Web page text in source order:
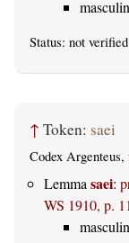
Status: not
↑ Token: saei
Codex Argenteus,
Lemma saei:
WS 1910, p.